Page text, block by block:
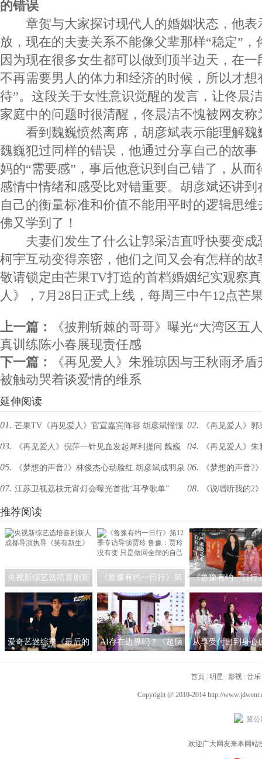
的错误
章贺与大家探讨现代人的婚姻状态，他表
放，现在的夫妻关系不能像父辈那样“稳定”，
因为现在很多女生都可以做到顶半边天，在
不再需要男人的体力和经济的时候，所以才想
待”。这段关于女性意识觉醒的发言，让佟晨
家庭中的问题时很清醒，佟晨洁不愧被网友称
看到魏巍愤然离席，胡彦斌表示能理解魏
魏巍犯过同样的错误，他通过分享自己的故
妈的“需要感”，事后他意识到自己错了，从
感情中情绪和感受比对错重要。胡彦斌还讲
自己的衡量标准和价值不能用平时的逻辑思
佛又学到了！
夫妻们发生了什么让郭采洁直呼快要变成
柯宇互动变得亲密，他们之间又会有怎样的
敬请锁定由芒果TV打造的首档婚姻纪实观察
人》，7月28日正式上线，每周三中午12点芒
上一篇：
《披荆斩棘的哥哥》曝光“大湾区五
真训练陈小春展现责任感
下一篇：
《再见爱人》朱雅琼因与王秋雨矛
被触动哭着谈爱情的维系
延伸阅读
01. 芒果TV《再见爱人》官宣嘉宾阵容 胡彦斌憧憬
婚姻郭采洁孙怡分享婚姻观
02. 《再见爱人》
怡分享自己与董子
03. 《再见爱人》倪萍一针见血发起犀利提问 魏巍
佟晨洁激烈争吵不欢而散
04. 《再见爱人》
泪 孙怡被触动哭着
05. 《梦想的声音2》林俊杰心动脸红 胡彦斌成羽泉
手机“屏保”，素人被赞“无懈可击”
06. 《梦想的声音2
女” X导师胡彦斌首
07. 江苏卫视荔枝元宵灯会曝光首批“耳孕歌单” 08. 《说唱听我的2
推荐阅读
央视新综艺选培喜剧新
人 成都导演执导《笑有
新生》
《鲁豫有约一日行》第
12季专访导演贾玲 鲁
豫：贾玲没有变 只是做
回全部的自己
《鲁豫有约一日行
访王潮歌：我希望
是一个严肃的艺
爱奇艺迷综季《最后的
AI存在边界吗？《超脑
从享受付出到身心
间不必过度承担
首页 明星 影视 音乐
Copyright @ 2010-2014 http://
冀公
欢迎广大网友来本网站